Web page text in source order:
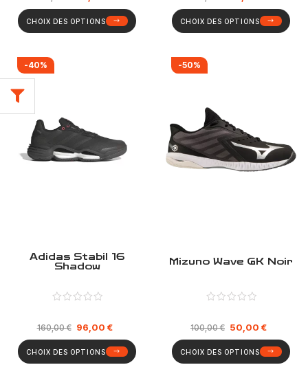
CHOIX DES OPTIONS CHOIX DES OPTIONS
-40%
Adidas Stabil 16
Shadow
160,00€ 96,00 €
CHOIX DES OPTIONS
-50%
Mizuno Wave GK Noir
100,00€ 50,00 €
CHOIX DES OPTIONS